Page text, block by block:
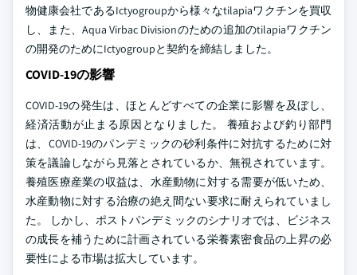
物健康会社であるIctyogroupから様々なtilapiaワクチンを買収
し、また、Aqua Virbac Divisionのための追加のtilapiaワクチン
の開発のためにIctyogroupと契約を締結しました。
COVID-19の影響
COVID-19の発生は、ほとんどすべての企業に影響を及ぼし、
経済活動が止まる原因となりました。 養殖および釣り部門
は、COVID-19のパンデミックの砂利条件に対抗するために対
策を議論しながら見落とされているか、無視されています。
養殖医療産業の収益は、水産動物に対する需要が低いため、
水産動物に対する治療の絶え間ない要求に耐えられていまし
た。 しかし、ポストパンデミックのシナリオでは、ビジネス
の成長を補うために計画されている栄養素密食品の上昇の必
要性による市場は拡大しています。